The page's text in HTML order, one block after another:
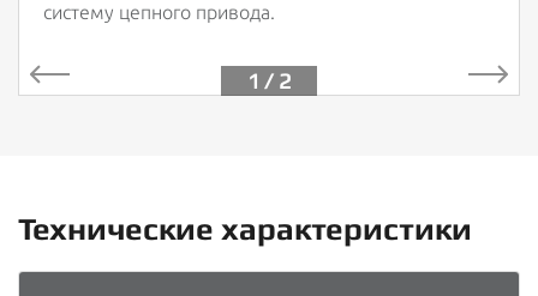
систему цепного привода.
1 / 2
Технические характеристики